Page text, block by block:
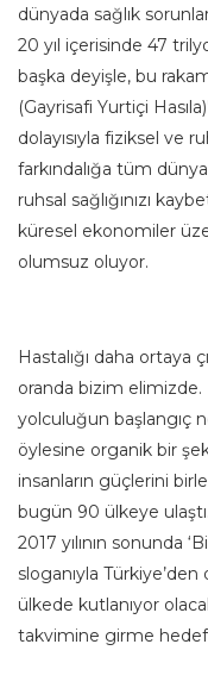
dünyada sağlık
20 yıl içerisinde 47
başka deyişle, bu
(Gayrisafi Yurtiçi
dolayısıyla fiziksel ve
farkındalığa tüm
ruhsal sağlığınızı
küresel ekonomiler
olumsuz oluyor.
Hastalığı daha ortaya
oranda bizim elimizde.
yolculuğun başlangıç
öylesine organik bir
insanların güçlerini
bugün 90 ülkeye
2017 yılının sonunda
sloganıyla
ülkede kutlanıyor
takvimine girme